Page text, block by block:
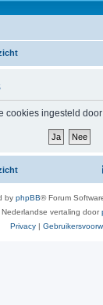
cookies ingesteld
by phpBB® Forum
Nederlandse vertaling door
Privacy |